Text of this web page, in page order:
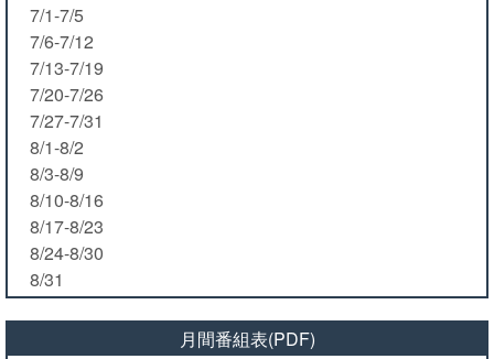
7/1-7/5
7/6-7/12
7/13-7/19
7/20-7/26
7/27-7/31
8/1-8/2
8/3-8/9
8/10-8/16
8/17-8/23
8/24-8/30
8/31
月間番組表(PDF)